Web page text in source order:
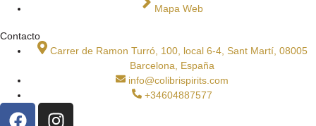
Mapa Web
Contacto
Carrer de Ramon Turró, 100, local 6-4, Sant Martí, 08005
Barcelona, España
info@colibrispirits.com
+34604887577